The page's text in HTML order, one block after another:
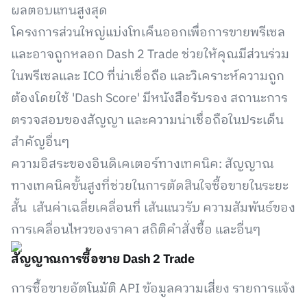
ผลตอบแทนสูงสุด
โครงการส่วนใหญ่แบ่งโทเค็นออกเพื่อการขายพรีเซล
และอาจถูกหลอก Dash 2 Trade ช่วยให้คุณมีส่วนร่วม
ในพรีเซลและ ICO ที่น่าเชื่อถือ และวิเคราะห์ความถูก
ต้องโดยใช้ 'Dash Score' มีหนังสือรับรอง สถานะการ
ตรวจสอบของสัญญา และความน่าเชื่อถือในประเด็น
สำคัญอื่นๆ
ความอิสระของอินดิเคเตอร์ทางเทคนิค: สัญญาณ
ทางเทคนิคขั้นสูงที่ช่วยในการตัดสินใจซื้อขายในระยะ
สั้น เส้นค่าเฉลี่ยเคลื่อนที่ เส้นแนวรับ ความสัมพันธ์ของ
การเคลื่อนไหวของราคา สถิติคำสั่งซื้อ และอื่นๆ
สัญญาณการซื้อขาย Dash 2 Trade
การซื้อขายอัตโนมัติ API ข้อมูลความเสี่ยง รายการแจ้ง